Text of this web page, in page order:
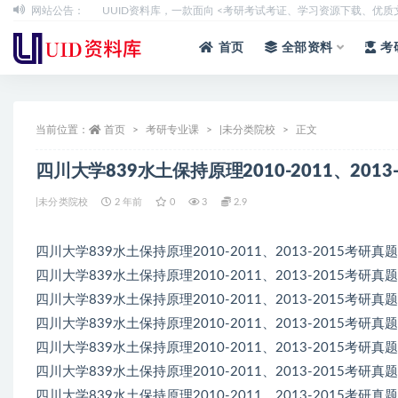
网站公告： UUID资料库，一款面向 <考研考试考证、学习资源下载、优
首页 全部资料 考
当前位置： 首页 考研专业课 |未分类院校 正文
四川大学839水土保持原理2010-2011、
|未分类院校 2 年前 0 3 2.9
四川大学839水土保持原理2010-2011、2013-2015考研真
四川大学839水土保持原理2010-2011、2013-2015考研真
四川大学839水土保持原理2010-2011、2013-2015考研真
四川大学839水土保持原理2010-2011、2013-2015考研真
四川大学839水土保持原理2010-2011、2013-2015考研真
四川大学839水土保持原理2010-2011、2013-2015考研真
全部